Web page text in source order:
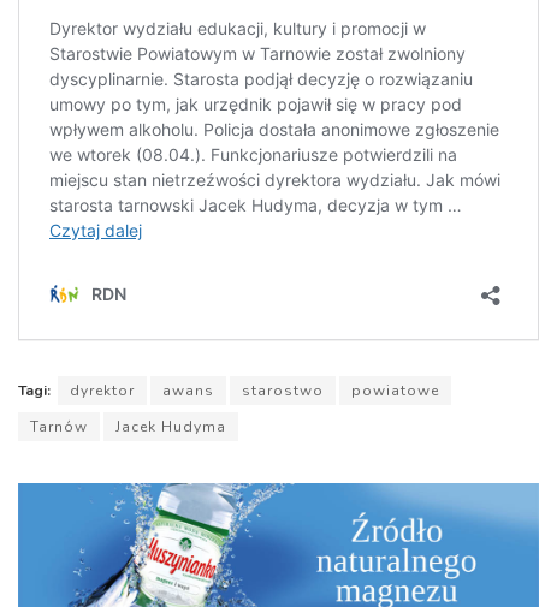
Tagi: dyrektor awans starostwo
powiatowe
Tarnów
Jacek Hudyma